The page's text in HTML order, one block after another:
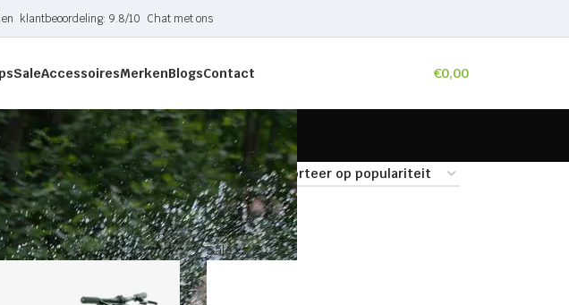
klantbeoordeling: 9.8/10 Chat met ons
SaleAccessoiresMerkenBlogsContact €0,00
Toon 9 24 36
Sale